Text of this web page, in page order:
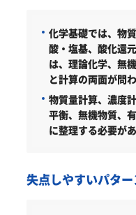
化学基礎では、物
酸・塩基、酸化還
は、理論化学、無
と計算の両面が問わ
物質量計算、濃度
平衡、無機物質、
に整理する必要があ
失点しやすいパター